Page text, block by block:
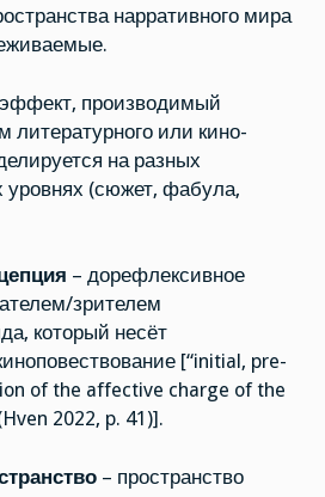
нарративного мира
производимый
литературного или кино-
на разных
уровнях (сюжет, фабула,
– дорефлексивное
зрителем
который несёт
[“initial, pre-
of the affective charge of the
2022, p. 41)].
– пространство